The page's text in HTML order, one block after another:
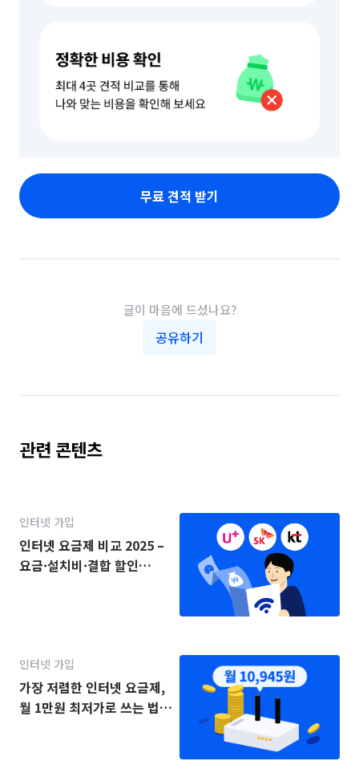
무료 견적 받기
글이 마음에 드셨나요?
공유하기
관련 콘텐츠
인터넷 가입
인터넷 요금제 비교 2025 –
요금·설치비·결합 할인
인터넷 가입
가장 저렴한 인터넷 요금제,
월 1만원 최저가로 쓰는 법